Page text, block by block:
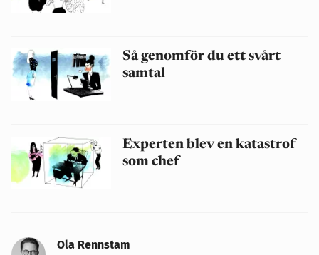
Så genomför du ett svårt
samtal
Experten blev en katastrof
som chef
Ola Rennstam